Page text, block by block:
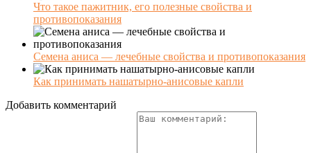
Что такое пажитник, его полезные свойства и
противопоказания
Семена аниса — лечебные свойства и противопоказания
Как принимать нашатырно-анисовые капли
Добавить комментарий